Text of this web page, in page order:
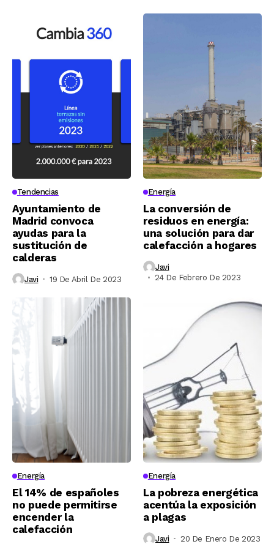
Tendencias
Ayuntamiento de
Madrid convoca
ayudas para la
sustitución de
calderas
Javi 19 De Abril De 2023
Energía
La conversión de
residuos en energía:
una solución para dar
calefacción a hogares
Javi
24 De Febrero De 2023
Energía
El 14% de españoles
no puede permitirse
encender la
calefacción
Energía
La pobreza energética
acentúa la exposición
a plagas
Javi 20 De Enero De 2023